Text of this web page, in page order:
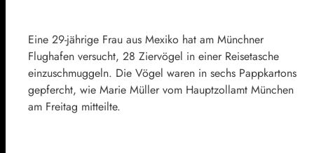
Eine 29-jährige Frau aus Mexiko hat am Münchner
Flughafen versucht, 28 Ziervögel in einer Reisetasche
einzuschmuggeln. Die Vögel waren in sechs Pappkartons
gepfercht, wie Marie Müller vom Hauptzollamt München
am Freitag mitteilte.